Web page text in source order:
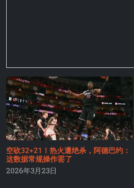
空砍32+21！热火遭绝杀，阿德巴约：
这数据常规操作罢了
2026年3月23日